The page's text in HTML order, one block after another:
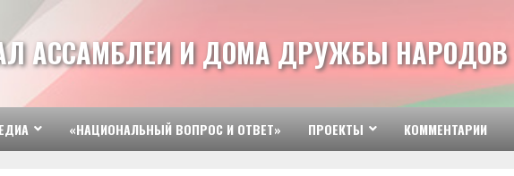
АССАМБЛЕИ И ДОМА ДРУЖБЫ НАРОДОВ
«НАЦИОНАЛЬНЫЙ ВОПРОС И ОТВЕТ» ПРОЕКТЫ КОММЕНТАРИИ